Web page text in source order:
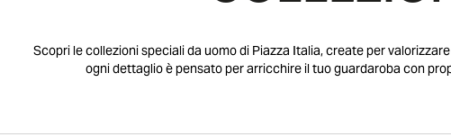
Scopri le collezioni speciali da uomo di Piazza Italia, create per
ogni dettaglio è pensato per arricchire il tuo guardaroba con